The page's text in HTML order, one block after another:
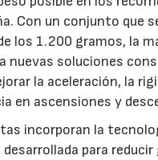
Con un conjunto que
los 1.200 gramos, la
nuevas soluciones
la aceleración, la
en ascensiones y
incorporan la
desarrollada para